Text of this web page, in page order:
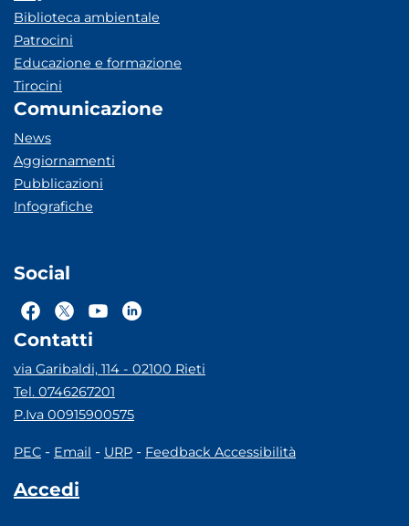
Biblioteca ambientale
Patrocini
Educazione e formazione
Tirocini
Comunicazione
News
Aggiornamenti
Pubblicazioni
Infografiche
Social
Contatti
via Garibaldi, 114 - 02100 Rieti
Tel. 0746267201
P.Iva 00915900575
PEC - Email - URP - Feedback Accessibilità
Accedi